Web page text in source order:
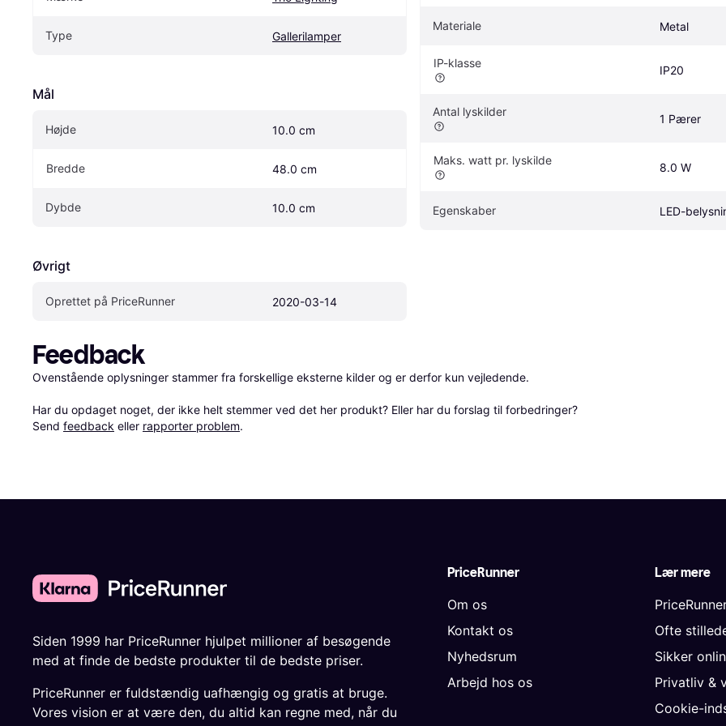
Type Gallerilamper
Mål
Højde 10.0 cm
Bredde 48.0 cm
Dybde 10.0 cm
Øvrigt
Oprettet på PriceRunner 2020-03-14
Materiale Metal
IP-klasse
IP20
Antal lyskilder
1 Pærer
Maks. watt pr. lyskilde
8.0 W
Egenskaber LED-
Feedback
Ovenstående oplysninger stammer fra forskellige eksterne kilder og er derfor kun vejledende.
Har du opdaget noget, der ikke helt stemmer ved det her produkt? Eller har du forslag til forbedringer?
Send feedback eller rapporter problem.
PriceRunner
Om os
Kontakt os
Nyhedsrum
Arbejd hos os
Lær mere
Ofte
Sikker
Privatliv &
Cookie-
Siden 1999 har PriceRunner hjulpet millioner af besøgende
med at finde de bedste produkter til de bedste priser.
PriceRunner er fuldstændig uafhængig og gratis at bruge.
Vores vision er at være den, du altid kan regne med, når du